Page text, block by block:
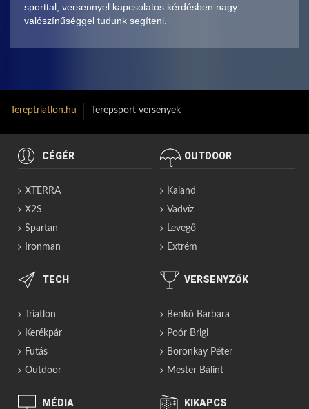
sporttal, versennyel kapcsolatos kérdésben nagy
valószínűséggel tudunk segíteni.
Tereptriatlon.hu Terepsport versenyek
CÉGÉR
XTERRA
X2S
Spartan
Ironman
OUTDOOR
Kaland
Vadvíz
Levegő
Extrém
TECH
Triatlon
Kerékpár
Futás
Outdoor
VERSENYZŐK
Benkó Barbara
Poór Brigi
Boronkay Péter
Mester Bálint
MÉDIA KIKAPCS